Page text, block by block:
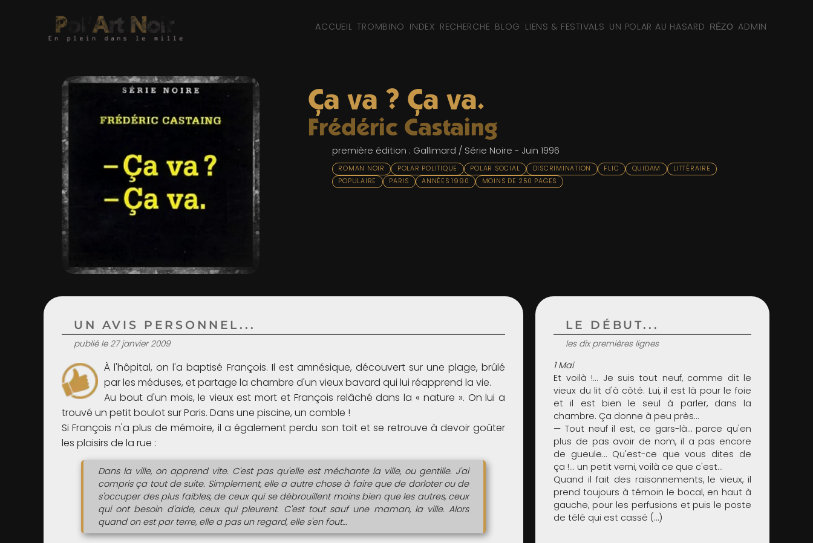
ACCUEIL TROMBINO INDEX RECHERCHE BLOG LIENS & FESTIVALS UN POLAR AU HASARD RÉZO ADMIN
Ça va ? Ça va.
Frédéric Castaing
première édition : Gallimard / Série Noire - Juin 1996
ROMAN NOIR POLAR POLITIQUE POLAR SOCIAL DISCRIMINATION FLIC QUIDAM
LITTÉRAIRE
POPULAIRE
PARIS ANNÉES 1990 MOINS DE 250 PAGES
UN AVIS PERSONNEL...
publié le 27 janvier 2009
À l'hôpital, on l'a baptisé François. Il est amnésique, découvert sur une plage, brûlé
par les méduses, et partage la chambre d'un vieux bavard qui lui réapprend la vie.
Au bout d'un mois, le vieux est mort et François relâché dans la « nature ». On lui a
trouvé un petit boulot sur Paris. Dans une piscine, un comble !
Si François n'a plus de mémoire, il a également perdu son toit et se retrouve à devoir goûter
les plaisirs de la rue :
Dans la ville, on apprend vite. C'est pas qu'elle est méchante la ville, ou gentille. J'ai
compris ça tout de suite. Simplement, elle a autre chose à faire que de dorloter ou de
s'occuper des plus faibles, de ceux qui se débrouillent moins bien que les autres, ceux
qui ont besoin d'aide, ceux qui pleurent. C'est tout sauf une maman, la ville. Alors
quand on est par terre, elle a pas un regard, elle s'en fout…
LE DÉBUT...
les dix premières lignes
1 Mai
Et voilà !... Je suis tout neuf, comme dit le
vieux du lit d'à côté. Lui, il est là pour le foie
et il est bien le seul à parler, dans la
chambre. Ça donne à peu près…
— Tout neuf il est, ce gars-là… parce qu'en
plus de pas avoir de nom, il a pas encore
de gueule… Qu'est-ce que vous dites de
ça !... un petit verni, voilà ce que c'est…
Quand il fait des raisonnements, le vieux, il
prend toujours à témoin le bocal, en haut à
gauche, pour les perfusions et puis le poste
de télé qui est cassé (…)